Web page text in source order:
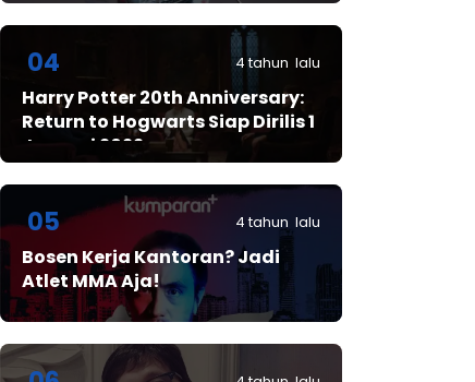
04 4 tahun lalu
Harry Potter 20th Anniversary:
Return to Hogwarts Siap Dirilis 1
Januari 2022
05 4 tahun lalu
Bosen Kerja Kantoran? Jadi
Atlet MMA Aja!